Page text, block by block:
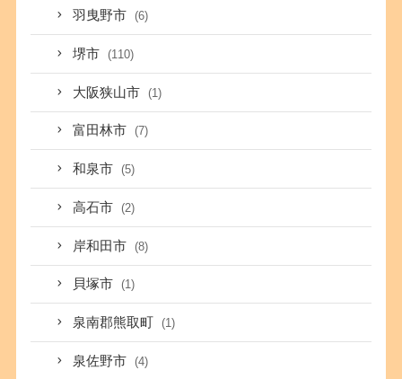
羽曳野市 (6)
堺市 (110)
大阪狭山市 (1)
富田林市 (7)
和泉市 (5)
高石市 (2)
岸和田市 (8)
貝塚市 (1)
泉南郡熊取町 (1)
泉佐野市 (4)